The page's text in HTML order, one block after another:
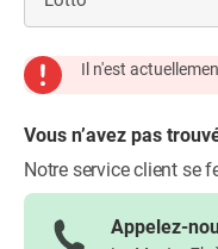
Il n'est
Vous n’avez pas
Notre service client se
Appelez-